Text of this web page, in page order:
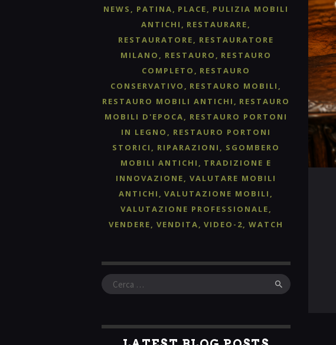
NEWS
PATINA PLACE
PULIZIA MOBILI
ANTICHI
RESTAURARE
RESTAURATORE
RESTAURATORE
MILANO
RESTAURO
RESTAURO
COMPLETO
RESTAURO
CONSERVATIVO
RESTAURO MOBILI
RESTAURO MOBILI ANTICHI
RESTAURO
MOBILI D'EPOCA
RESTAURO PORTONI
IN LEGNO
RESTAURO PORTONI
STORICI
RIPARAZIONI
SGOMBERO
MOBILI ANTICHI
TRADIZIONE E
INNOVAZIONE
VALUTARE MOBILI
ANTICHI
VALUTAZIONE MOBILI
VALUTAZIONE PROFESSIONALE
VENDERE
VENDITA VIDEO-2 WATCH
Ricerca
per: